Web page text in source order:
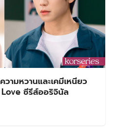
ามหวานและเคมีเหนียว
ซีรีส์ออริจินัล